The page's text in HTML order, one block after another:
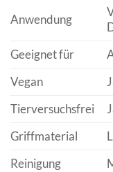
Anwendung
Geeignet für
Vegan
Tierversuchsfrei
Griffmaterial
Reinigung